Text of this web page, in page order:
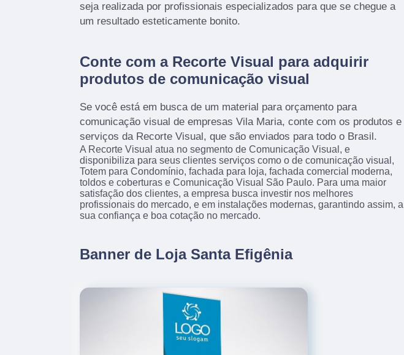
seja realizada por profissionais especializados para que se chegue a
um resultado esteticamente bonito.
Conte com a Recorte Visual para adquirir
produtos de comunicação visual
Se você está em busca de um material para orçamento para
comunicação visual de empresas Vila Maria, conte com os produtos e
serviços da Recorte Visual, que são enviados para todo o Brasil.
A Recorte Visual atua no segmento de Comunicação Visual, e
disponibiliza para seus clientes serviços como o de comunicação visual,
Totem para Condomínio, fachada para loja, fachada comercial moderna,
toldos e coberturas e Comunicação Visual São Paulo. Para uma maior
satisfação dos clientes, a empresa busca investir nos melhores
profissionais do mercado, e em instalações modernas, garantindo assim, a
sua confiança e boa cotação no mercado.
Banner de Loja Santa Efigênia